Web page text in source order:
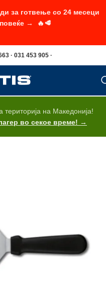
· 031 453 905 ·
територија на Македонија!
во секое време! →
за готвење со 24 месеци
повеќе → 🔥🥩